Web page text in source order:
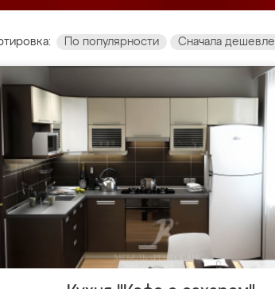
По популярности Сначала дешевле